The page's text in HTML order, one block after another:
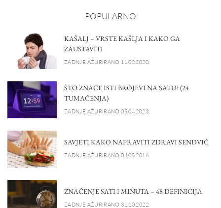
POPULARNO
KAŠALJ – VRSTE KAŠLJA I KAKO GA
ZAUSTAVITI
ZADNJE AŽURIRANO 11.02.2020.
ŠTO ZNAČE ISTI BROJEVI NA SATU? (24
TUMAČENJA)
ZADNJE AŽURIRANO 05.04.2023.
SAVJETI KAKO NAPRAVITI ZDRAVI SENDVIČ
ZADNJE AŽURIRANO 04.05.2016.
ZNAČENJE SATI I MINUTA – 48 DEFINICIJA
ZADNJE AŽURIRANO 31.10.2022.